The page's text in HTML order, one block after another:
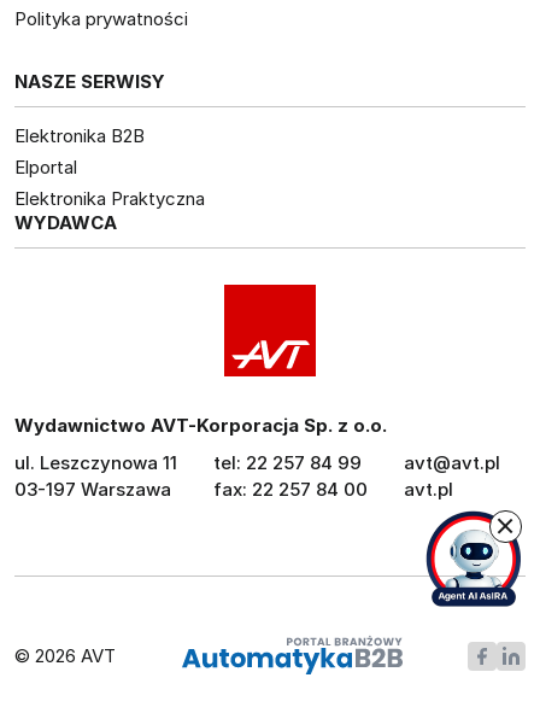
Polityka prywatności
NASZE SERWISY
Elektronika B2B
Elportal
Elektronika Praktyczna
WYDAWCA
Wydawnictwo AVT-Korporacja Sp. z o.o.
ul. Leszczynowa 11
03-197 Warszawa
tel: 22 257 84 99
fax: 22 257 84 00
avt@avt.pl
avt.pl
© 2026 AVT